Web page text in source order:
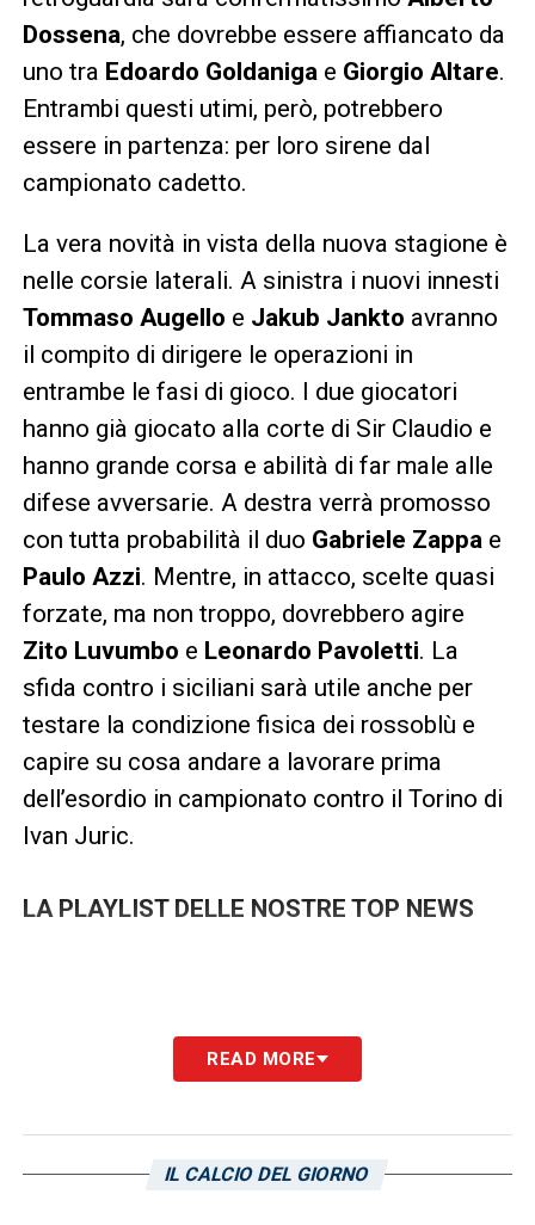
Dossena, che dovrebbe essere affiancato da
uno tra Edoardo Goldanigae Giorgio Altare.
Entrambi questi utimi, però, potrebbero
essere in partenza: per loro sirene dal
campionato cadetto.
La vera novità in vista della nuova stagione è
nelle corsie laterali. A sinistra i nuovi innesti
Tommaso Augello e Jakub Jankto avranno
il compito di dirigere le operazioni in
entrambe le fasi di gioco. I due giocatori
hanno già giocato alla corte di Sir Claudio e
hanno grande corsa e abilità di far male alle
difese avversarie. A destra verrà promosso
con tutta probabilità il duo Gabriele Zappae
Paulo Azzi. Mentre, in attacco, scelte quasi
forzate, ma non troppo, dovrebbero agire
Zito Luvumbo e Leonardo Pavoletti. La
sfida contro i siciliani sarà utile anche per
testare la condizione fisica dei rossoblù e
capire su cosa andare a lavorare prima
dell’esordio in campionato contro il Torino di
Ivan Juric.
LA PLAYLIST DELLE NOSTRE TOP NEWS
READ MORE
IL CALCIO DEL GIORNO